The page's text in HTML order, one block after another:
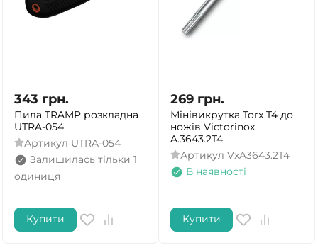
343 грн.
Пила TRAMP розкладна
UTRA-054
Артикул UTRA-054
Залишилась тільки 1
одиниця
Купити
269 грн.
Мінівикрутка Torx T4 до
ножів Victorinox
A.3643.2T4
Артикул VxA3643.2T4
В наявності
Купити